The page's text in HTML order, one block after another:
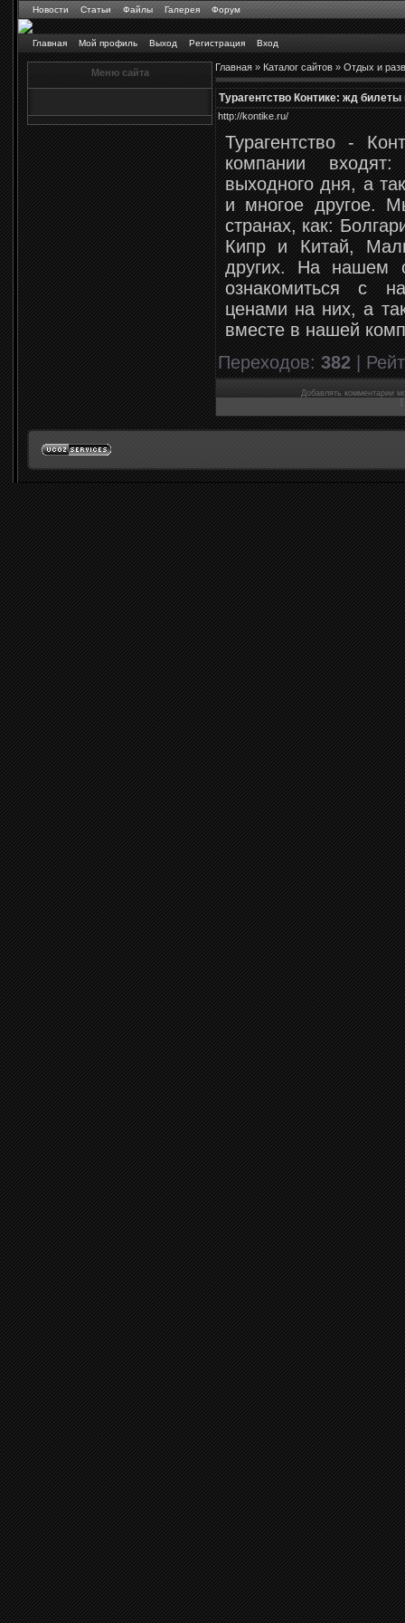
Новости Статьи Файлы Галерея Форум
Главная Мой профиль Выход Регистрация Вход
Меню сайта Главная»Каталог сайтов»Отдых и
Турагентство Контике: жд
http://kontike.ru/
Турагентство -
компании
выходного дня, а
и многое другое.
странах, как:
Кипр и Китай,
других. На нашем
ознакомиться с
ценами на них, а
вместе в нашей
Переходов:382|
Добавлять комментарии